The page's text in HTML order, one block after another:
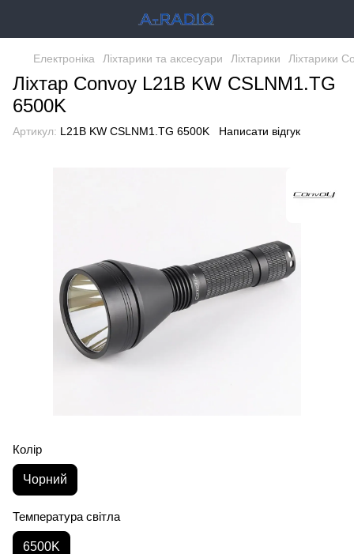
Електроніка Ліхтарики та аксесуари Ліхтарики Ліхтарики
Ліхтар Convoy L21B KW CSLNM1.TG
6500K
Артикул: L21B KW CSLNM1.TG 6500K Написати відгук
Колір
Чорний
Температура світла
6500K